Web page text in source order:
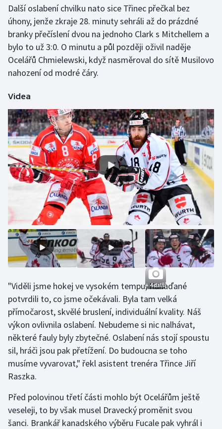
Házená
Jezdectví
Judo
Lezení
Lyže a snowboard
Moderní pětiboj
Motorsport
Olympijské hry
Parasport
Plavání
Ragby
Rychlobruslení
Rychlostní kanoistika
Short track
Sportovní střelba
Stolní tenis
Další oslabení chvilku nato sice Třinec přečkal bez
úhony, jenže zkraje 28. minuty sehráli až do prázdné
branky přečíslení dvou na jednoho Clark s Mitchellem a
bylo to už 3:0. O minutu a půl později oživil naděje
Ocelářů Chmielewski, když nasměroval do sítě Musilovo
nahození od modré čáry.
Videa
+ 4 další
"Viděli jsme hokej ve vysokém tempu, Kanaďané
potvrdili to, co jsme očekávali. Byla tam velká
přímočarost, skvělé bruslení, individuální kvality. Náš
výkon ovlivnila oslabení. Nebudeme si nic nalhávat,
některé fauly byly zbytečné. Oslabení nás stojí spoustu
sil, hráči jsou pak přetížení. Do budoucna se toho
musíme vyvarovat," řekl asistent trenéra Třince Jiří
Raszka.
Před polovinou třetí části mohlo být Ocelářům ještě
veseleji, to by však musel Dravecký proměnit svou
šanci. Brankář kanadského výběru Fucale pak vyhrál i